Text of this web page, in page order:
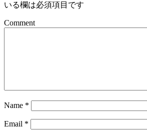
いる欄は必須項目です
Comment
Name *
Email *